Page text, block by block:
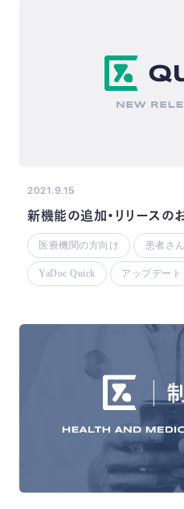
2021.9.15
新機能の追加・リリースの
医療機関の方向け 患者さ
YaDoc Quick アップデート